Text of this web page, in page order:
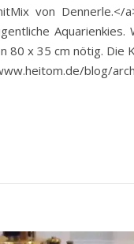
von
80 x 35 cm nötig. Die
blog/